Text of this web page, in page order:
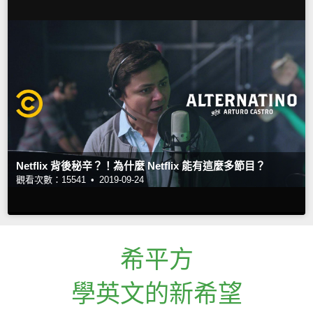
Netflix 背後秘辛？！為什麼 Netflix 能有這麼多節目？
觀看次數：15541 • 2019-09-24
希平方
學英文的新希望